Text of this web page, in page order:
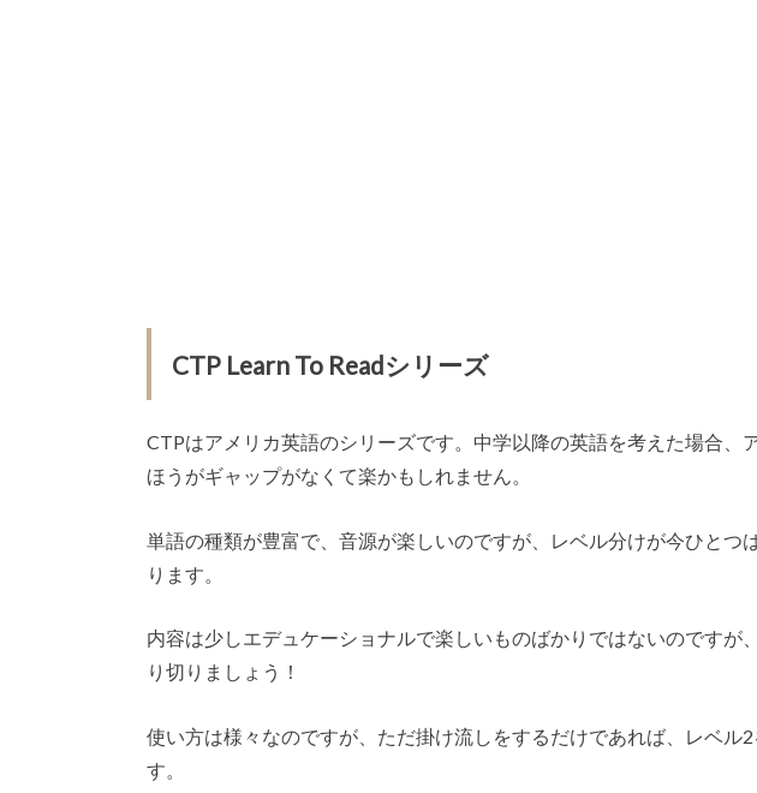
CTP Learn To Readシリーズ
CTPはアメリカ英語のシリーズです。中学以降の英語を考えた場合、
ほうがギャップがなくて楽かもしれません。
単語の種類が豊富で、音源が楽しいのですが、レベル分けが今ひとつ
ります。
内容は少しエデュケーショナルで楽しいものばかりではないのですが
り切りましょう！
使い方は様々なのですが、ただ掛け流しをするだけであれば、レベル
す。